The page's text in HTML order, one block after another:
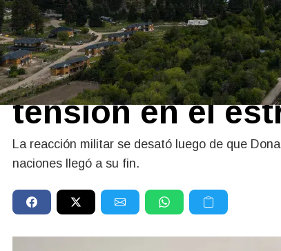
09/07/2026
Estados Unidos
ataques contra
tensión en el
La reacción militar se desató luego de que
naciones llegó a su fin.